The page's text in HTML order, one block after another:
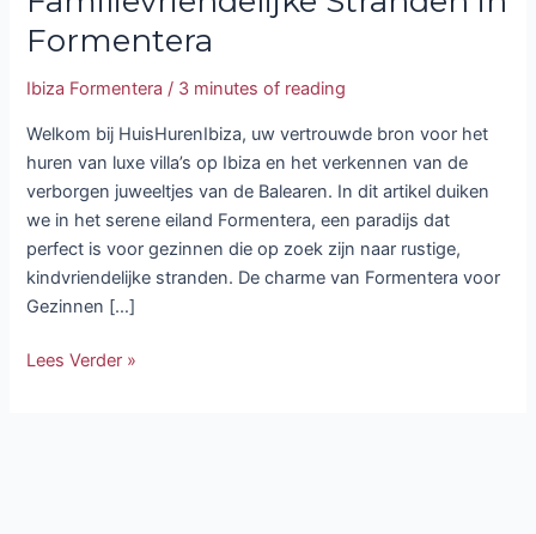
Formentera
Ibiza Formentera / 3 minutes of reading
Welkom bij HuisHurenIbiza, uw vertrouwde bron voor het
huren van luxe villa’s op Ibiza en het verkennen van de
verborgen juweeltjes van de Balearen. In dit artikel duiken
we in het serene eiland Formentera, een paradijs dat
perfect is voor gezinnen die op zoek zijn naar rustige,
kindvriendelijke stranden. De charme van Formentera voor
Gezinnen […]
Lees Verder »